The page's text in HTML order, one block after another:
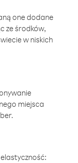
one dodane
ze środków,
w niskich
miejsca